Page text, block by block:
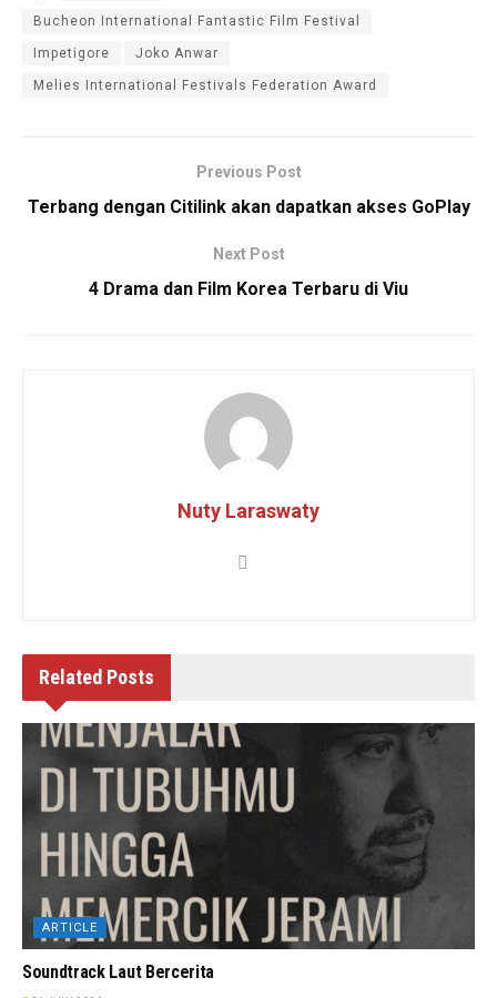
Bucheon International Fantastic Film Festival
Impetigore Joko Anwar
Melies International Festivals Federation Award
Previous Post
Terbang dengan Citilink akan dapatkan akses GoPlay
Next Post
4 Drama dan Film Korea Terbaru di Viu
Nuty Laraswaty
Related Posts
ARTICLE
Soundtrack Laut Bercerita